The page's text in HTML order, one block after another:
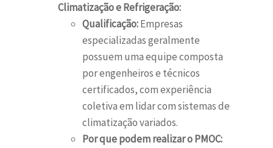
Climatização e Refrigeração:
Qualificação:Empresas
especializadas geralmente
possuem uma equipe composta
por engenheiros e técnicos
certificados, com experiência
coletiva em lidar com sistemas de
climatização variados.
Por que podem realizar o PMOC: